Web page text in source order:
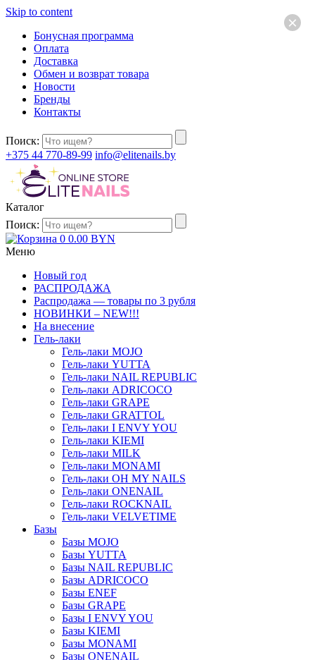
Skip to content
Бонусная программа
Оплата
Доставка
Обмен и возврат товара
Новости
Бренды
Контакты
Поиск:
+375 44 770-89-99 info@elitenails.by
Каталог
Поиск:
0 0.00 BYN
Меню
Новый год
РАСПРОДАЖА
Распродажа — товары по 3 рубля
НОВИНКИ – NEW!!!
На внесение
Гель-лаки
Гель-лаки MOJO
Гель-лаки YUTTA
Гель-лаки NAIL REPUBLIC
Гель-лаки ADRICOCO
Гель-лаки GRAPE
Гель-лаки GRATTOL
Гель-лаки I ENVY YOU
Гель-лаки KIEMI
Гель-лаки MILK
Гель-лаки MONAMI
Гель-лаки OH MY NAILS
Гель-лаки ONENAIL
Гель-лаки ROCKNAIL
Гель-лаки VELVETIME
Базы
Базы MOJO
Базы YUTTA
Базы NAIL REPUBLIC
Базы ADRICOCO
Базы ENEF
Базы GRAPE
Базы I ENVY YOU
Базы KIEMI
Базы MONAMI
Базы ONENAIL
×